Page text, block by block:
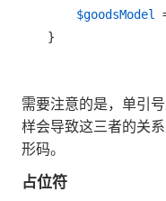
$goodsModel
}
需要注意的是，单引
样会导致这三者的关
形码。
占位符